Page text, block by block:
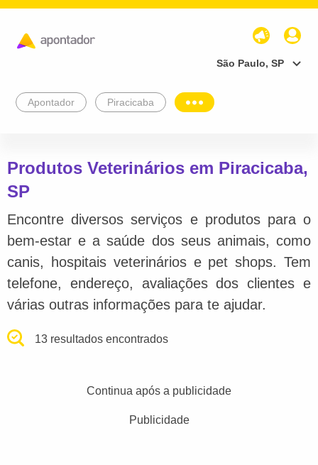
São Paulo, SP
Apontador Piracicaba
Produtos Veterinários em Piracicaba,
SP
Encontre diversos serviços e produtos para o
bem-estar e a saúde dos seus animais, como
canis, hospitais veterinários e pet shops. Tem
telefone, endereço, avaliações dos clientes e
várias outras informações para te ajudar.
13 resultados encontrados
Continua após a publicidade
Publicidade